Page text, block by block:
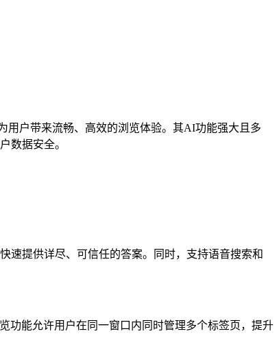
户带来流畅、高效的浏览体验。其AI功能强大且多
数据安全。
提供详尽、可信任的答案。同时，支持语音搜索和
能允许用户在同一窗口内同时管理多个标签页，提升